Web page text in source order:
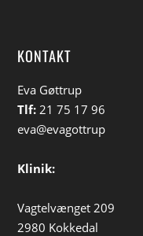
KONTAKT
Eva Gøttrup
Tlf: 21 75 17 96
eva@evagottrup
Klinik:
Vagtelvænget 209
2980 Kokkedal